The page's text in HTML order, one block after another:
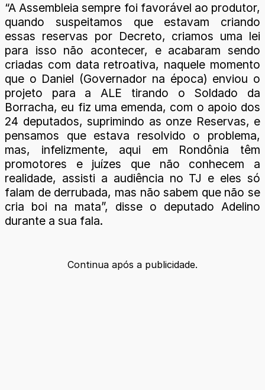
“A Assembleia sempre foi favorável ao produtor,
quando suspeitamos que estavam criando
essas reservas por Decreto, criamos uma lei
para isso não acontecer, e acabaram sendo
criadas com data retroativa, naquele momento
que o Daniel (Governador na época) enviou o
projeto para a ALE tirando o Soldado da
Borracha, eu fiz uma emenda, com o apoio dos
24 deputados, suprimindo as onze Reservas, e
pensamos que estava resolvido o problema,
mas, infelizmente, aqui em Rondônia têm
promotores e juízes que não conhecem a
realidade, assisti a audiência no TJ e eles só
falam de derrubada, mas não sabem que não se
cria boi na mata”, disse o deputado Adelino
durante a sua fala.
Continua após a publicidade.